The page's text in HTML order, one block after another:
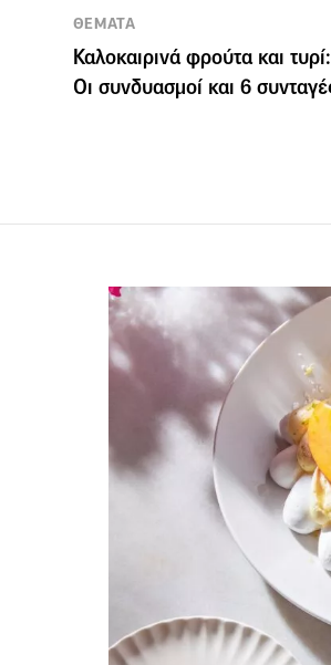
ΘΕΜΑΤΑ
Καλοκαιρινά φρούτα και τυρί:
Οι συνδυασμοί και 6